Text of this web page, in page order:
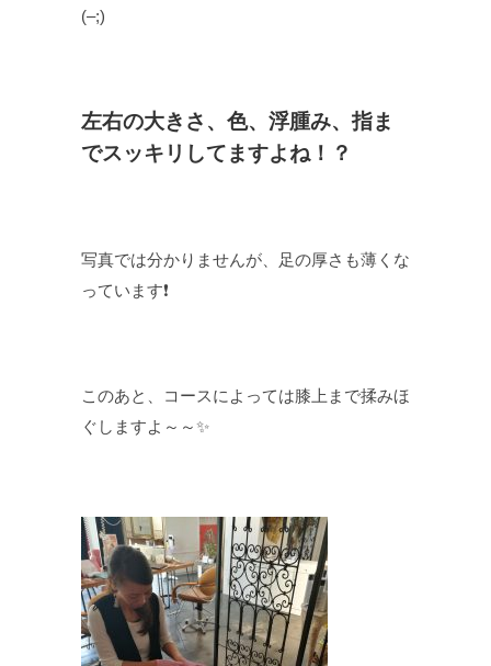
(–;)
左右の大きさ、色、浮腫み、指ま
でスッキリしてますよね！？
写真では分かりませんが、足の厚さも薄くな
っています❗
このあと、コースによっては膝上まで揉みほ
ぐしますよ～～✨